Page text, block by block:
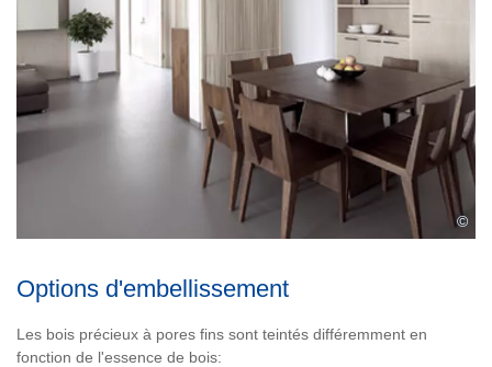
©
Options d'embellissement
Les bois précieux à pores fins sont teintés différemment en
fonction de l'essence de bois: